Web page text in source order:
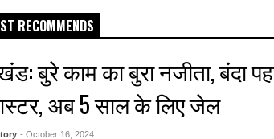
RECOMMENDS
बुरे काम का बुरा नजीता, बंदा
अब 5 साल के लिए जेल
- October 16, 2024